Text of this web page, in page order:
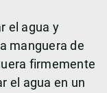
el agua y
manguera de
firmemente
el agua en un